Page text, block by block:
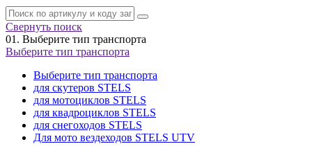
Свернуть поиск
01. Выберите тип транспорта
Выберите тип транспорта
Выберите тип транспорта
для скутеров STELS
для мотоциклов STELS
для квадроциклов STELS
для снегоходов STELS
Для мото вездеходов STELS UTV